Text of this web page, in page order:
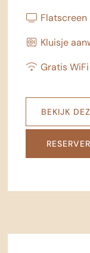
Flatscreen
Kluisje
Gratis WiFi
BEKIJK